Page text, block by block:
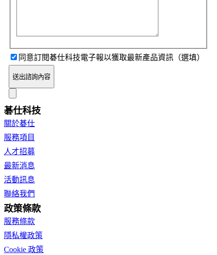
同意訂閱碁仕科技電子報以獲取最新產品資訊（選填）
送出諮詢內容
碁仕科技
關於碁仕
服務項目
人才招募
最新消息
活動訊息
聯絡我們
政策條款
服務條款
隱私權政策
Cookie 政策